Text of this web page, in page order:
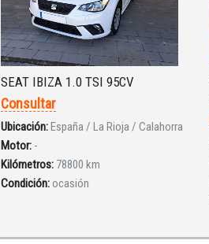
SEAT IBIZA 1.0 TSI 95CV
Consultar
Ubicación:España / La Rioja / Calahorra
Motor: -
Kilómetros: 78800 km
Condición:ocasión